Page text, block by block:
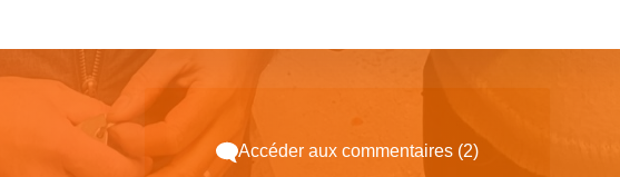
Accéder aux commentaires (2)